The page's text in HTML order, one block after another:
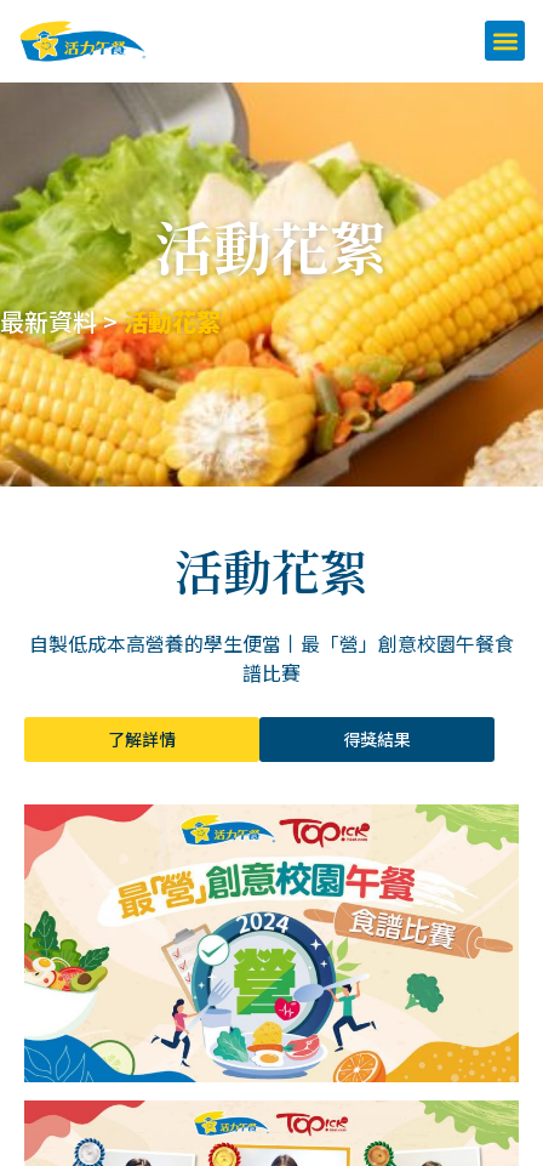
活動花絮
最新資料 >活動花絮
活動花絮
自製低成本高營養的學生便當丨最「營」創意校園午餐食
譜比賽
了解詳情 得獎結果